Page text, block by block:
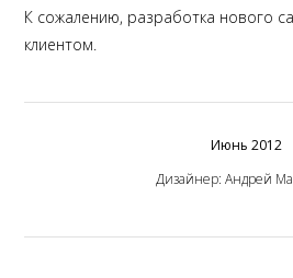
К сожалению, разработка нового
клиентом.
Июнь 2012
Дизайнер: Андрей